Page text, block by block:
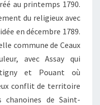
au printemps 1790.
du religieux avec
en décembre 1789.
commune de Ceaux
avec Assay qui
et Pouant où
conflit de territoire
de Saint-